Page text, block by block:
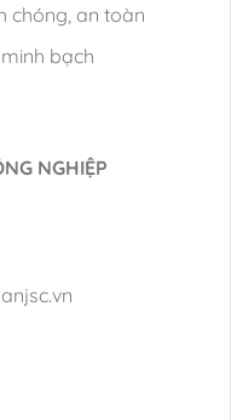
chóng, an toàn
bạch
NGHIỆP